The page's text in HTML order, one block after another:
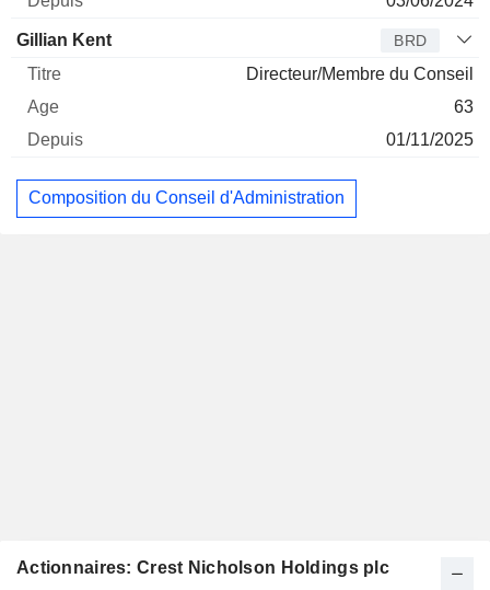
Gillian Kent BRD
Directeur/Membre du Conseil
63
01/11/2025
Composition du Conseil d'Administration
Actionnaires: Crest Nicholson Holdings plc